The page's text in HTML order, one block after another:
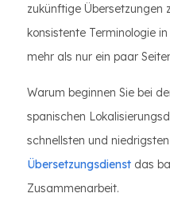
zukünftige Übersetzungen
konsistente Terminologie
mehr als nur ein paar
Warum beginnen Sie bei
spanischen
schnellsten und
Übersetzungsdienst das
Zusammenarbeit.